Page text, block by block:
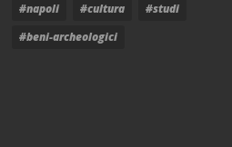
#napoli
#cultura
#studi
#beni-archeologici